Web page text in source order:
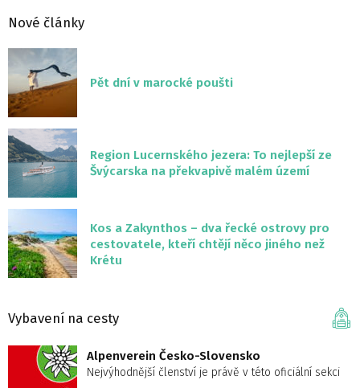
Nové články
Pět dní v marocké poušti
Region Lucernského jezera: To nejlepší ze
Švýcarska na překvapivě malém území
Kos a Zakynthos – dva řecké ostrovy pro
cestovatele, kteří chtějí něco jiného než
Krétu
Vybavení na cesty
Alpenverein Česko-Slovensko
Nejvýhodnější členství je právě v této oficiální sekci